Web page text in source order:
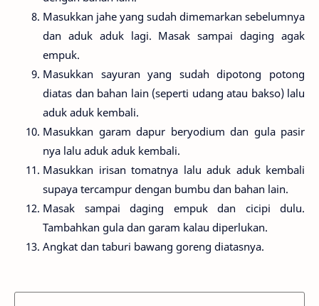
Masukkan jahe yang sudah dimemarkan sebelumnya
dan aduk aduk lagi. Masak sampai daging agak
empuk.
Masukkan sayuran yang sudah dipotong potong
diatas dan bahan lain (seperti udang atau bakso) lalu
aduk aduk kembali.
Masukkan garam dapur beryodium dan gula pasir
nya lalu aduk aduk kembali.
Masukkan irisan tomatnya lalu aduk aduk kembali
supaya tercampur dengan bumbu dan bahan lain.
Masak sampai daging empuk dan cicipi dulu.
Tambahkan gula dan garam kalau diperlukan.
Angkat dan taburi bawang goreng diatasnya.